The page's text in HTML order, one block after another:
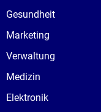
Gesundheit
Marketing
Verwaltung
Medizin
Elektronik